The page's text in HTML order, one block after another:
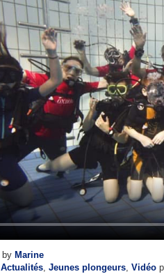
by Marine
Actualités, Jeunes plongeurs, Vidéo